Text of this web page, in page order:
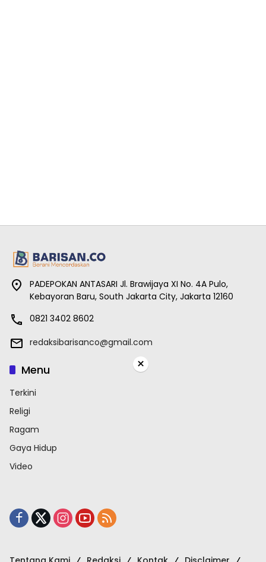
PADEPOKAN ANTASARI Jl. Brawijaya XI No. 4A Pulo,
Kebayoran Baru, South Jakarta City, Jakarta 12160
0821 3402 8602
redaksibarisanco@gmail.com
Menu
Terkini
Religi
Ragam
Gaya Hidup
Video
×